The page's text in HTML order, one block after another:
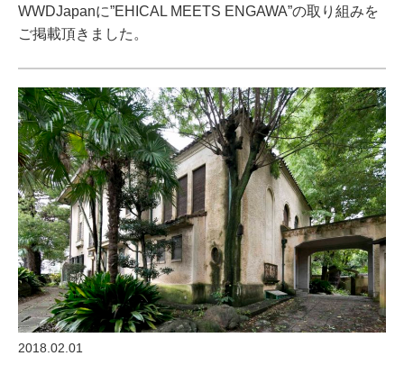
WWDJapanに”EHICAL MEETS ENGAWA”の取り組みを
ご掲載頂きました。
2018.02.01